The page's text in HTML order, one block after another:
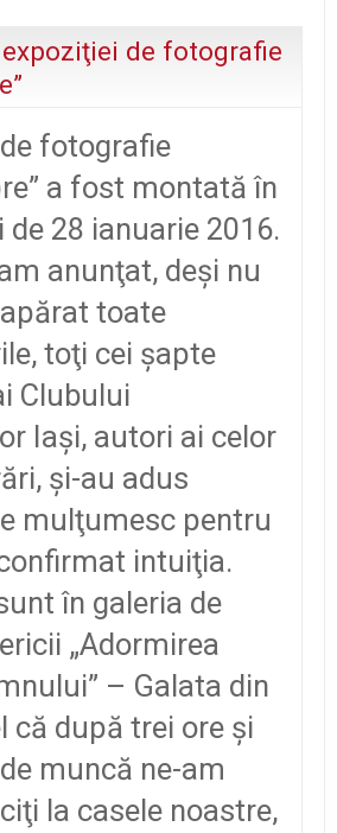
de fotografie
fotografie
a fost montată în
de 28 ianuarie 2016.
anunţat, deşi nu
toate
toţi cei şapte
Clubului
Iaşi, autori ai celor
şi-au adus
mulţumesc pentru
intuiţia.
în galeria de
„Adormirea
– Galata din
că după trei ore şi
muncă ne-am
la casele noastre,